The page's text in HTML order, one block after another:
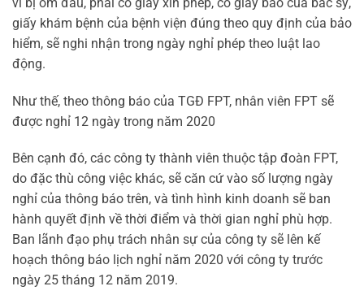
giấy khám bệnh của bệnh viện đúng theo quy định của bảo
hiểm, sẽ nghi nhận trong ngày nghỉ phép theo luật lao
động.
Như thế, theo thông báo của TGĐ FPT, nhân viên FPT sẽ
được nghỉ 12 ngày trong năm 2020
Bên cạnh đó, các công ty thành viên thuộc tập đoàn FPT,
do đặc thù công việc khác, sẽ căn cứ vào số lượng ngày
nghỉ của thông báo trên, và tình hình kinh doanh sẽ ban
hành quyết định về thời điểm và thời gian nghỉ phù hợp.
Ban lãnh đạo phụ trách nhân sự của công ty sẽ lên kế
hoạch thông báo lịch nghỉ năm 2020 với công ty trước
ngày 25 tháng 12 năm 2019.